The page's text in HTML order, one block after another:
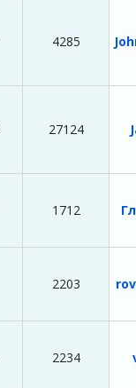
4285
27124
1712
2203
2234